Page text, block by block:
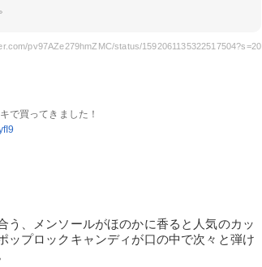
pv97AZe279hmZMC/status/1592061135322517504?s=20
で買ってきました！
う、メンソールがほのかに香ると人気のカッ
ップロックキャンディが口の中で次々と弾け